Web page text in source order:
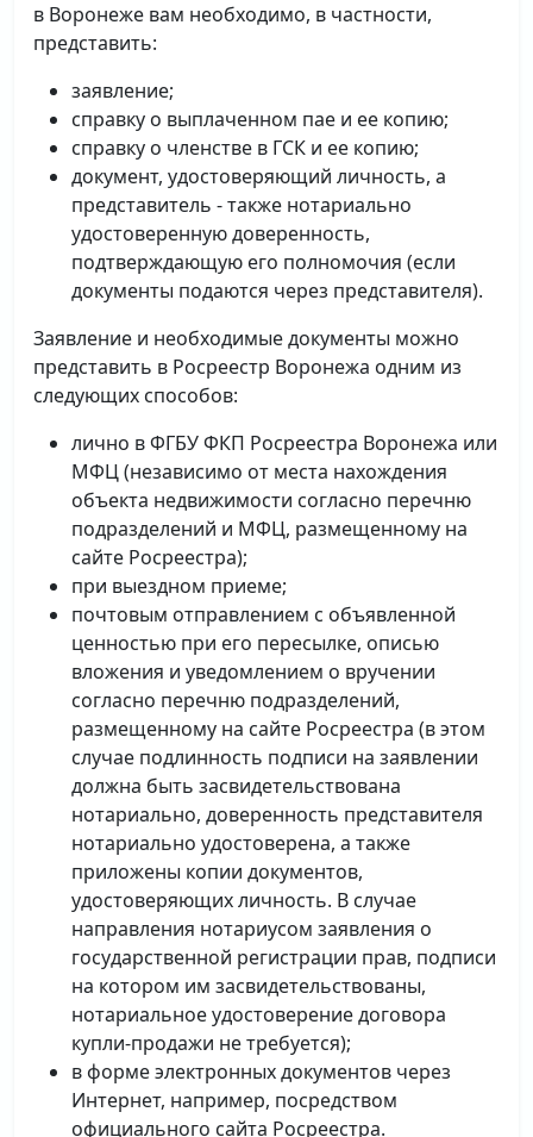
в Воронеже вам необходимо, в частности,
представить:
заявление;
справку о выплаченном пае и ее копию;
справку о членстве в ГСК и ее копию;
документ, удостоверяющий личность, а
представитель - также нотариально
удостоверенную доверенность,
подтверждающую его полномочия (если
документы подаются через представителя).
Заявление и необходимые документы можно
представить в Росреестр Воронежа одним из
следующих способов:
лично в ФГБУ ФКП Росреестра Воронежа или
МФЦ (независимо от места нахождения
объекта недвижимости согласно перечню
подразделений и МФЦ, размещенному на
сайте Росреестра);
при выездном приеме;
почтовым отправлением с объявленной
ценностью при его пересылке, описью
вложения и уведомлением о вручении
согласно перечню подразделений,
размещенному на сайте Росреестра (в этом
случае подлинность подписи на заявлении
должна быть засвидетельствована
нотариально, доверенность представителя
нотариально удостоверена, а также
приложены копии документов,
удостоверяющих личность. В случае
направления нотариусом заявления о
государственной регистрации прав, подписи
на котором им засвидетельствованы,
нотариальное удостоверение договора
купли-продажи не требуется);
в форме электронных документов через
Интернет, например, посредством
официального сайта Росреестра.